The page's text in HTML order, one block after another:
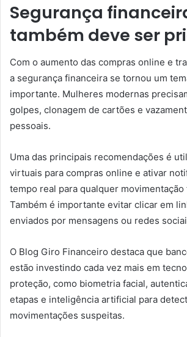
Segurança
também deve ser
Com o aumento das compras online e
a segurança financeira se tornou um
importante. Mulheres modernas
golpes, clonagem de cartões e
pessoais.
Uma das principais recomendações é
virtuais para compras online e ativar
tempo real para qualquer movimentação
Também é importante evitar clicar em
enviados por mensagens ou redes
O Blog Giro Financeiro destaca que
estão investindo cada vez mais em
proteção, como biometria facial,
etapas e inteligência artificial para
movimentações suspeitas.